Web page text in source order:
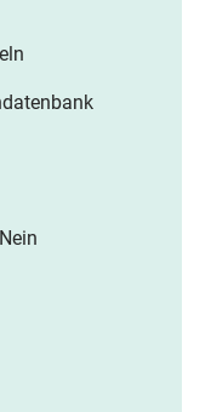
Nein